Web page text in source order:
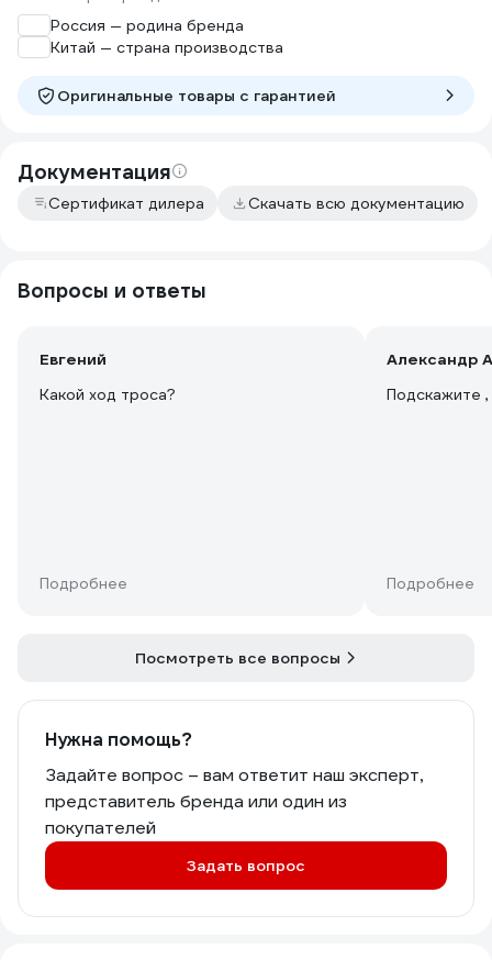
Россия — родина бренда
Китай — страна производства
Оригинальные товары c гарантией
Документация
Сертификат дилера Скачать всю документацию
Вопросы и ответы
Евгений
Какой ход троса?
Подробнее
Александр
Подскажите ,
Подробнее
Посмотреть все вопросы
Нужна помощь?
Задайте вопрос – вам ответит наш эксперт,
представитель бренда или один из
покупателей
Задать вопрос